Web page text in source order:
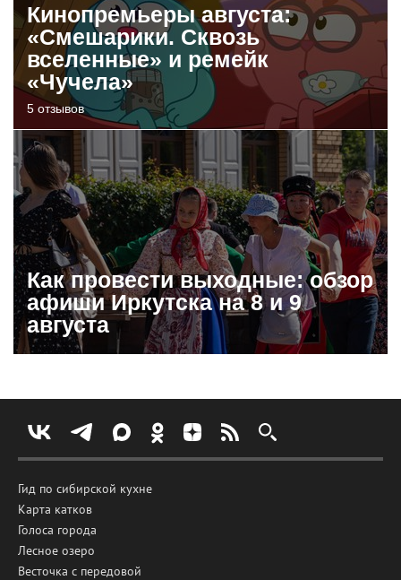
Кинопремьеры августа:
«Смешарики. Сквозь
вселенные» и ремейк
«Чучела»
5 отзывов
Как провести выходные: обзор
афиши Иркутска на 8 и 9
августа
Гид по сибирской кухне
Карта катков
Голоса города
Лесное озеро
Весточка с передовой